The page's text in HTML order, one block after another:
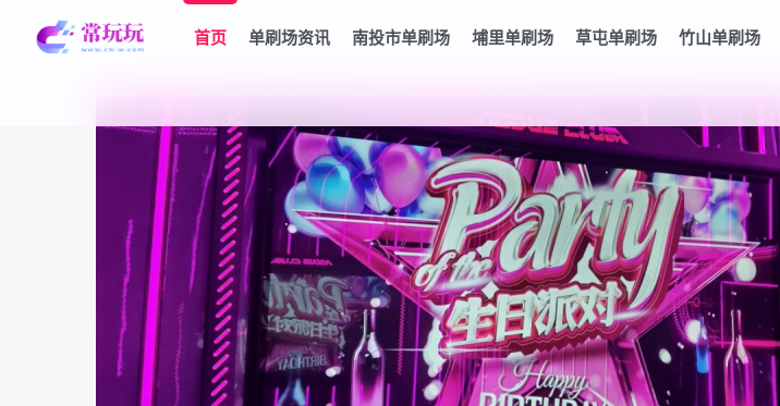
首页 单刷场资讯 南投市单刷场 埔里单刷场 草屯单刷场 竹山单刷场